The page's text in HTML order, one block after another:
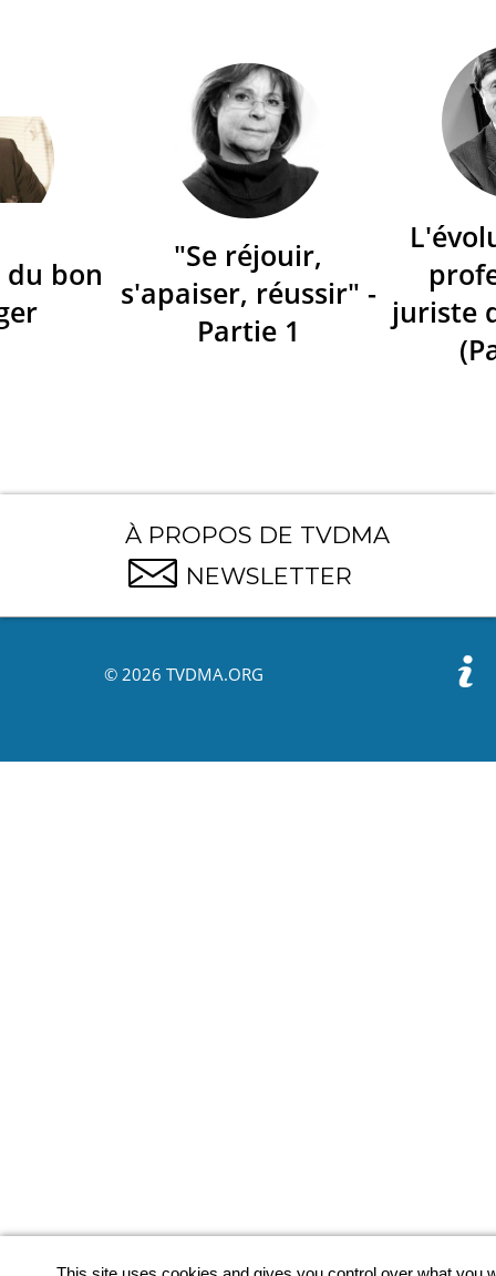
du bon
"Se réjouir,
s'apaiser, réussir" -
Partie 1
juriste
À PROPOS DE TVDMA
NEWSLETTER
© 2026 TVDMA.ORG